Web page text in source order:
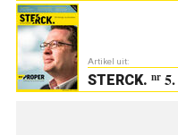
Artikel uit:
STERCK. nr5.